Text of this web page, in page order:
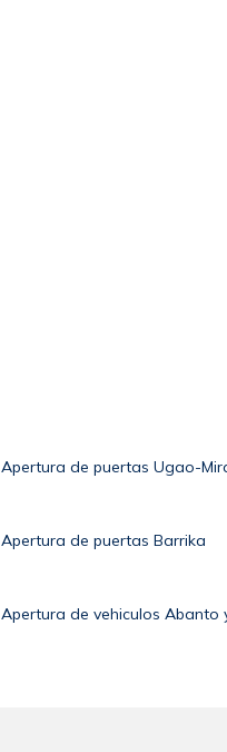
Apertura de puertas Ugao-
Apertura de puertas Barrika
Apertura de vehiculos Abanto